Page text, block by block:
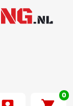
0